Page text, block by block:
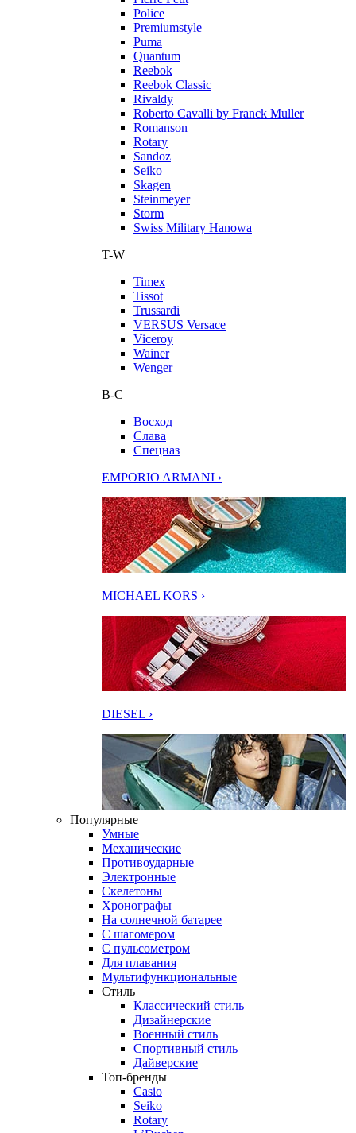
Police
Premiumstyle
Puma
Quantum
Reebok
Reebok Classic
Rivaldy
Roberto Cavalli by Franck Muller
Romanson
Rotary
Sandoz
Seiko
Skagen
Steinmeyer
Storm
Swiss Military Hanowa
T-W
Timex
Tissot
Trussardi
VERSUS Versace
Viceroy
Wainer
Wenger
В-С
Восход
Слава
Спецназ
EMPORIO ARMANI ›
MICHAEL KORS ›
DIESEL ›
Популярные
Умные
Механические
Противоударные
Электронные
Скелетоны
Хронографы
На солнечной батарее
С шагомером
С пульсометром
Для плавания
Мультифункциональные
Стиль
Классический стиль
Дизайнерские
Военный стиль
Спортивный стиль
Дайверские
Топ-бренды
Casio
Seiko
Rotary